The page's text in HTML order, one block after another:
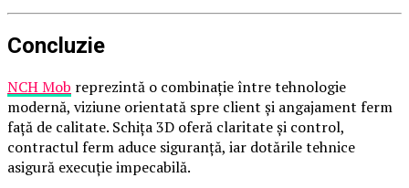
Concluzie
NCH Mob reprezintă o combinație între tehnologie
modernă, viziune orientată spre client și angajament ferm
față de calitate. Schița 3D oferă claritate și control,
contractul ferm aduce siguranță, iar dotările tehnice
asigură execuție impecabilă.